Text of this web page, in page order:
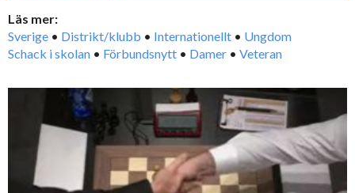
Läs mer:
Sverige • Distrikt/klubb • Internationellt • Ungdom
Schack i skolan • Förbundsnytt • Damer • Veteran